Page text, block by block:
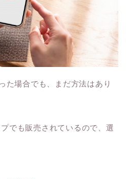
た場合でも、まだ方法はあり
でも販売されているので、選